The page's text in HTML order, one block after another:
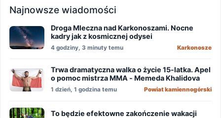
Najnowsze wiadomości
Droga Mleczna nad Karkonoszami. Nocne
kadry jak z kosmicznej odysei
4 godziny, 3 minuty temu Karkonosze
Trwa dramatyczna walka o życie 15-latka. Apel
o pomoc mistrza MMA - Memeda Khalidova
1 dzień, 1 godzina temu Powiat kamiennogórski
To będzie efektowne zakończenie wakacji